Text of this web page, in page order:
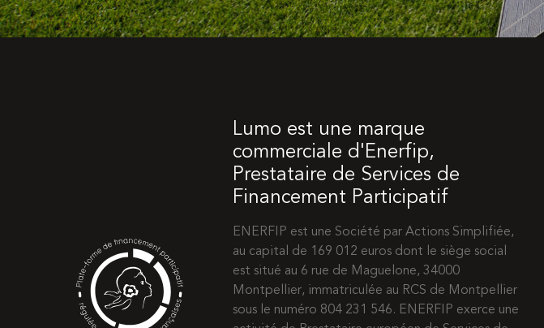
Lumo est une marque
commerciale d'Enerfip,
Prestataire de Services de
Financement Participatif
ENERFIP est une Société par Actions Simplifiée,
au capital de 169 012 euros dont le siège social
est situé au 6 rue de Maguelone, 34000
Montpellier, immatriculée au RCS de Montpellier
sous le numéro 804 231 546. ENERFIP exerce une